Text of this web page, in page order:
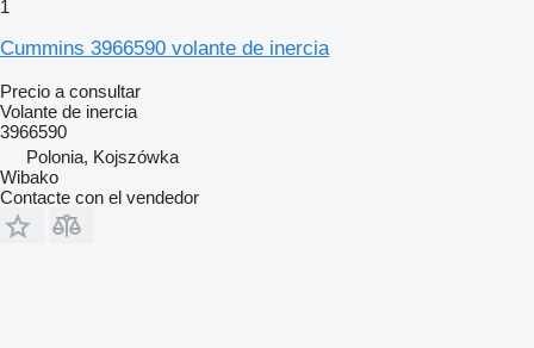
1
Cummins 3966590 volante de inercia
Precio a consultar
Volante de inercia
3966590
Polonia, Kojszówka
Wibako
Contacte con el vendedor